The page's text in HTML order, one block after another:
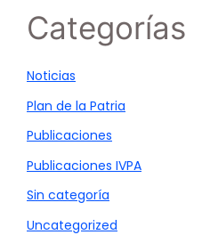
Categorías
Noticias
Plan de la Patria
Publicaciones
Publicaciones IVPA
Sin categoría
Uncategorized